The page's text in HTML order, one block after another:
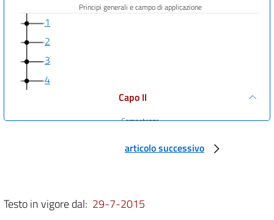
Principi generali e campo di applicazione
1
2
3
4
Capo II
Competenze
9
articolo successivo
Testo in vigore dal: 29-7-2015